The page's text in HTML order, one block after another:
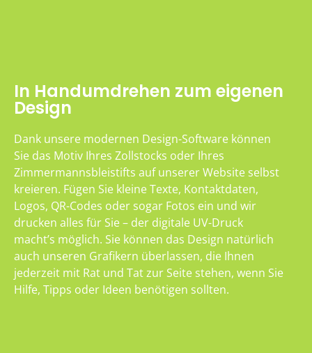
In Handumdrehen zum eigenen
Design
Dank unsere modernen Design-Software können
Sie das Motiv Ihres Zollstocks oder Ihres
Zimmermannsbleistifts auf unserer Website selbst
kreieren. Fügen Sie kleine Texte, Kontaktdaten,
Logos, QR-Codes oder sogar Fotos ein und wir
drucken alles für Sie – der digitale UV-Druck
macht’s möglich. Sie können das Design natürlich
auch unseren Grafikern überlassen, die Ihnen
jederzeit mit Rat und Tat zur Seite stehen, wenn Sie
Hilfe, Tipps oder Ideen benötigen sollten.